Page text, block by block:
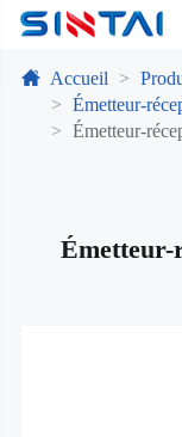
Accueil
Émetteur-
Émetteur-
Émetteur-